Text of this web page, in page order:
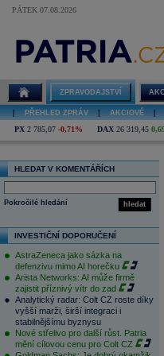
PÁTEK 07.08.2026
ZPRAVODAJSTVÍ
PŘEHLED ZPRÁV AKCIOVÉ
PX 2 785,07 -0,71% DAX 26 319,45
HLEDAT V KOMENTÁŘÍCH
hledat
Pokročilé hledání
INVESTIČNÍ DOPORUČENÍ
AstraZeneca jako sázka na
defenzivu mimo AI horečku
Arista Networks: AI může firmě
zajistit příznivý vítr do zad
Analytický radar: Colt CZ roste díky
vyšší marži, širší integraci i
stabilnějšímu byznysu
Nové střelivo pro další růst. Patria
mění cílovou cenu pro Colt CZ